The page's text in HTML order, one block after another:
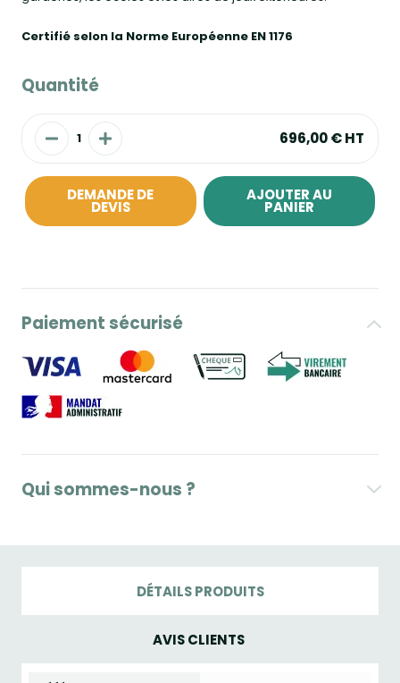
Certifié selon la Norme Européenne EN 1176
Quantité
696,00 €HT
DEMANDE DE
DEVIS
AJOUTER AU
PANIER
Paiement sécurisé
Qui sommes-nous ?
DÉTAILS PRODUITS
AVIS CLIENTS